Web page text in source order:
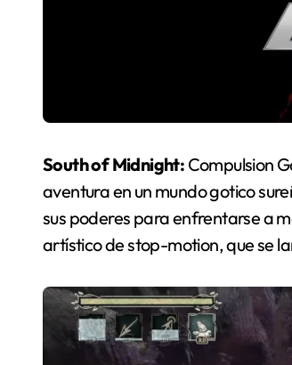
South of Midnight: Compulsion
aventura en un mundo gotico
sus poderes para enfrentarse a
artístico de stop-motion, que se